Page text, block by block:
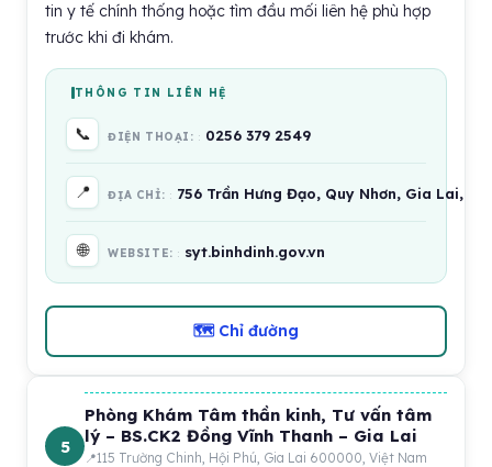
tin y tế chính thống hoặc tìm đầu mối liên hệ phù hợp
trước khi đi khám.
THÔNG TIN LIÊN HỆ
📞 ĐIỆN THOẠI: 0256 379 2549
📍 ĐỊA CHỈ: 756 Trần Hưng Đạo, Quy Nhơn, Gia Lai,
🌐 WEBSITE: syt.binhdinh.gov.vn
🗺 Chỉ đường
5
Phòng Khám Tâm thần kinh, Tư vấn tâm
lý – BS.CK2 Đồng Vĩnh Thanh – Gia Lai
115 Trường Chinh, Hội Phú, Gia Lai 600000, Việt Nam